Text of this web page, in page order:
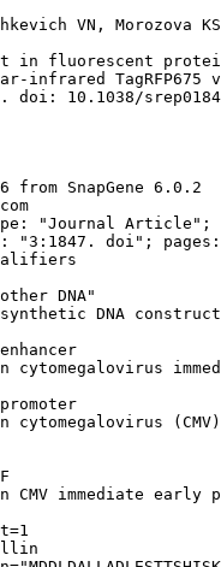
VN, Morozova
in fluorescent
infrared TagRFP675
doi: 10.1038/
from SnapGene 6.0.2
type: "Journal
"3:1847. doi";
DNA"
DNA
cytomegalovirus
cytomegalovirus
CMV immediate early